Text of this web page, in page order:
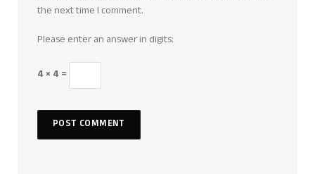
the next time I comment.
Please enter an answer in digits:
4 × 4 =